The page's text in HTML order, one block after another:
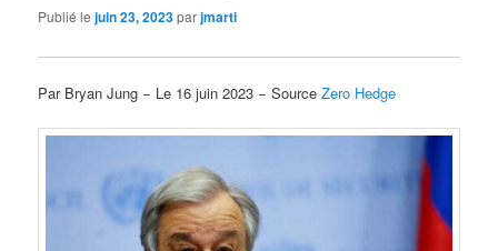
Publié lejuin 23, 2023parjmarti
Par Bryan Jung − Le 16 juin 2023 − SourceZero Hedge